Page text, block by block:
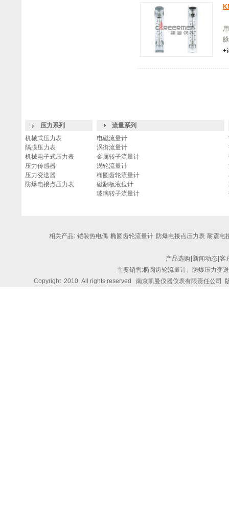
+
压力系列
机械式压力表
隔膜压力表
机械电子式压力表
压力传感器
压力变送器
防爆电接点压力表
流量系列
电磁流量计
涡街流量计
金属转子流量计
涡轮流量计
椭圆齿轮流量计
磁翻板液位计
玻璃转子流量计
相关产品: 铠装热电偶 椭圆齿轮流量计 防爆电接点压力表 耐震电
产品选购 新闻动态 客
主要销售:椭圆齿轮流量计、防爆压力变
Copyright 2010 All rights reserved 南京凯曼仪器仪表有限责任公司